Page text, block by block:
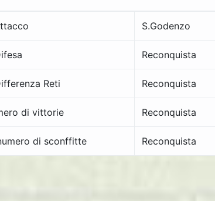
S.Godenzo
Reconquista
Reti Reconquista
di vittorie Reconquista
di sconffitte Reconquista